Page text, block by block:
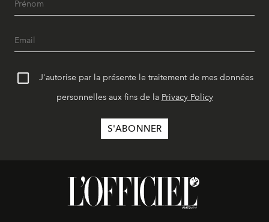
J'autorise par la présente le traitement de mes données
personnelles aux fins de la Privacy Policy